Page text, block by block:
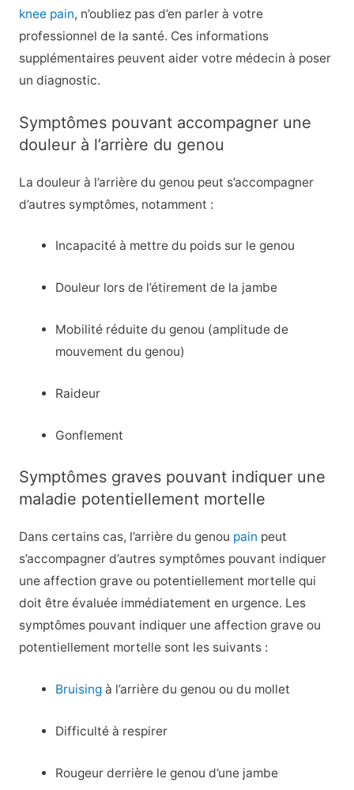
knee pain, n’oubliez pas d’en parler à votre
professionnel de la santé. Ces informations
supplémentaires peuvent aider votre médecin à poser
un diagnostic.
Symptômes pouvant accompagner une
douleur à l’arrière du genou
La douleur à l’arrière du genou peut s’accompagner
d’autres symptômes, notamment :
Incapacité à mettre du poids sur le genou
Douleur lors de l’étirement de la jambe
Mobilité réduite du genou (amplitude de
mouvement du genou)
Raideur
Gonflement
Symptômes graves pouvant indiquer une
maladie potentiellement mortelle
Dans certains cas, l’arrière du genou pain peut
s’accompagner d’autres symptômes pouvant indiquer
une affection grave ou potentiellement mortelle qui
doit être évaluée immédiatement en urgence. Les
symptômes pouvant indiquer une affection grave ou
potentiellement mortelle sont les suivants :
Bruising à l’arrière du genou ou du mollet
Difficulté à respirer
Rougeur derrière le genou d’une jambe